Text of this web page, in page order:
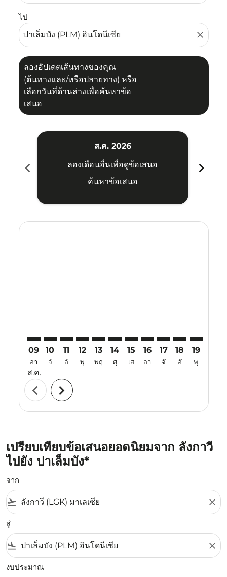
ไป
close
ลองอัปเดตเส้นทางของคุณ
(ต้นทางและ/หรือปลายทาง) หรือ
เลือกวันที่ด้านล่างเพื่อค้นหาข้อ
เสนอ
chevron_left
ส.ค. 2026
ลองเดือนอื่นเพื่อดูข้อเสนอ
ค้นหาข้อเสนอ
chevron_right
09
อา
ส.ค.
10
จั
11
อั
12
พุ
13
พฤ
14
ศุ
15
เส
16
อา
17
จั
18
อั
19
พุ
chevron_left chevron_right
เปรียบเทียบข้อเสนอยอดนิยมจาก ลังกาวี
ไปยัง ปาเล็มบัง*
จาก
flight_takeoff close
สู่
flight_land close
งบประมาณ